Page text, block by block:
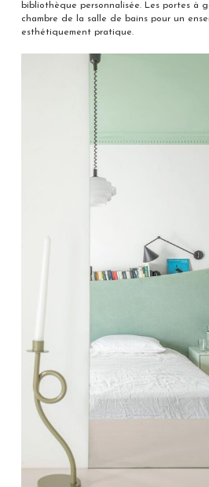
bibliothèque personnalisée. Les portes à
chambre de la salle de bains pour un
esthétiquement pratique.